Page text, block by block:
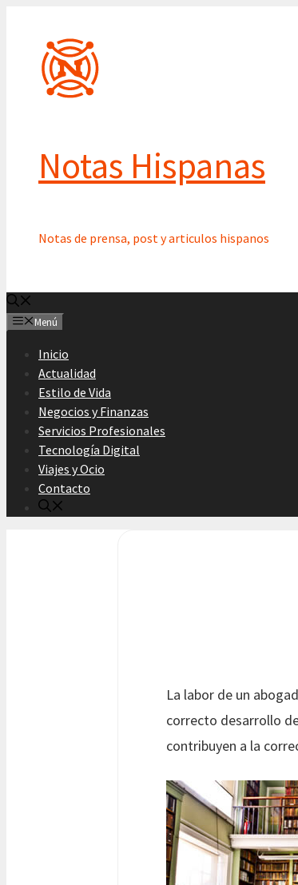
contenido
Notas Hispanas
Notas de prensa, post y articulos hispanos
Menú
Inicio
Actualidad
Estilo de Vida
Negocios y Finanzas
Servicios Profesionales
Tecnología Digital
Viajes y Ocio
Contacto
La labor de un
correcto desarrollo
contribuyen a la